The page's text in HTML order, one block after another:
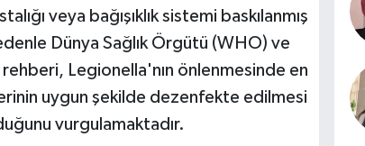
veya bağışıklık sistemi baskılanmış
Dünya Sağlık Örgütü (WHO) ve
rehberi, Legionella'nın önlenmesinde en
uygun şekilde dezenfekte edilmesi
vurgulamaktadır.